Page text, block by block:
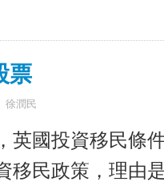
票
徐潤民
英國投資移民條
移民政策，理由是